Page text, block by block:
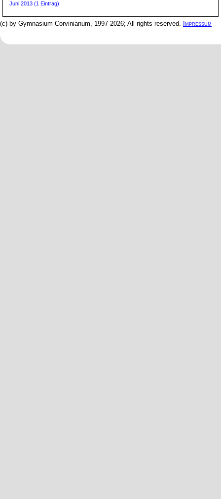
Juni 2013 (1 Eintrag)
(c) by Gymnasium Corvinianum, 1997-2026; All rights reserved. Impressum